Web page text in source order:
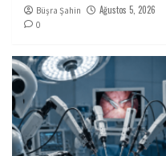
Büşra Şahin Ağustos 5, 2026
0